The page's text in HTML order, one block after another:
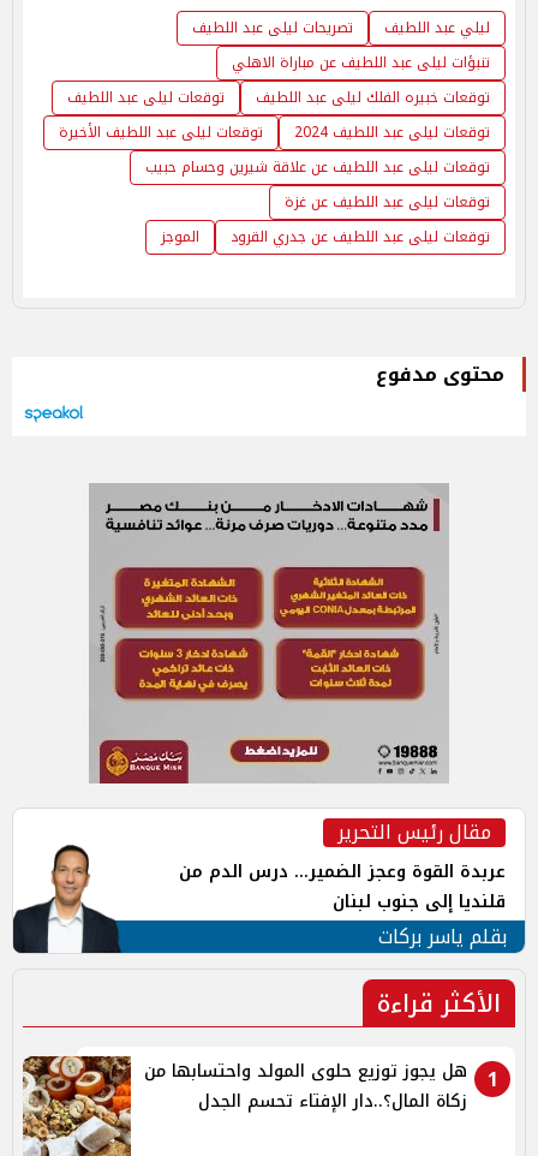
ليلي عبد اللطيف
تصريحات ليلى عبد اللطيف
تنبؤات ليلى عبد اللطيف عن مباراة الاهلي
توقعات خبيره الفلك ليلى عبد اللطيف
توقعات ليلى عبد اللطيف
توقعات ليلى عبد اللطيف 2024
توقعات ليلى عبد اللطيف الأخيرة
توقعات ليلى عبد اللطيف عن علاقة شيرين وحسام حبيب
توقعات ليلى عبد اللطيف عن غزة
توقعات ليلى عبد اللطيف عن جدري القرود
الموجز
محتوى مدفوع
مقال رئيس التحرير
عربدة القوة وعجز الضمير... درس الدم من
قلنديا إلى جنوب لبنان
بقلم ياسر بركات
الأكثر قراءة
1
هل يجوز توزيع حلوى المولد واحتسابها من
زكاة المال؟..دار الإفتاء تحسم الجدل